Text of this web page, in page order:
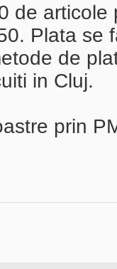
de
Plata se
de
in Cluj.
prin